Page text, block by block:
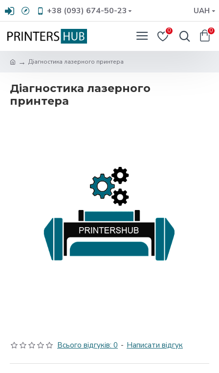
+38 (093) 674-50-23 UAH
0 0
Діагностика лазерного принтера
Діагностика лазерного
принтера
Всього відгуків: 0 - Написати відгук